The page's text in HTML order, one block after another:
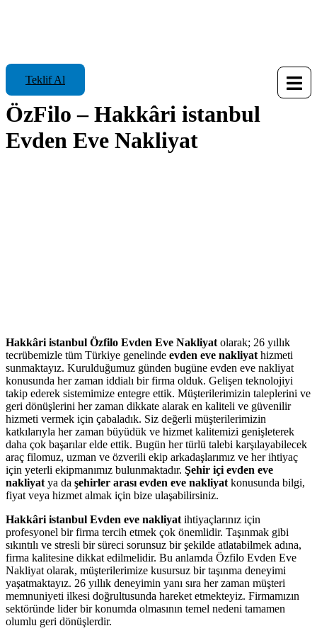
Teklif Al
ÖzFilo – Hakkâri istanbul
Evden Eve Nakliyat
Hakkâri istanbul Özfilo Evden Eve Nakliyat olarak; 26 yıllık
tecrübemizle tüm Türkiye genelinde evden eve nakliyat hizmeti
sunmaktayız. Kurulduğumuz günden bugüne evden eve nakliyat
konusunda her zaman iddialı bir firma olduk. Gelişen teknolojiyi
takip ederek sistemimize entegre ettik. Müşterilerimizin taleplerini ve
geri dönüşlerini her zaman dikkate alarak en kaliteli ve güvenilir
hizmeti vermek için çabaladık. Siz değerli müşterilerimizin
katkılarıyla her zaman büyüdük ve hizmet kalitemizi genişleterek
daha çok başarılar elde ettik. Bugün her türlü talebi karşılayabilecek
araç filomuz, uzman ve özverili ekip arkadaşlarımız ve her ihtiyaç
için yeterli ekipmanımız bulunmaktadır. Şehir içi evden eve
nakliyat ya da şehirler arası evden eve nakliyat konusunda bilgi,
fiyat veya hizmet almak için bize ulaşabilirsiniz.
Hakkâri istanbul Evden eve nakliyat ihtiyaçlarınız için
profesyonel bir firma tercih etmek çok önemlidir. Taşınmak gibi
sıkıntılı ve stresli bir süreci sorunsuz bir şekilde atlatabilmek adına,
firma kalitesine dikkat edilmelidir. Bu anlamda Özfilo Evden Eve
Nakliyat olarak, müşterilerimize kusursuz bir taşınma deneyimi
yaşatmaktayız. 26 yıllık deneyimin yanı sıra her zaman müşteri
memnuniyeti ilkesi doğrultusunda hareket etmekteyiz. Firmamızın
sektöründe lider bir konumda olmasının temel nedeni tamamen
olumlu geri dönüşlerdir.